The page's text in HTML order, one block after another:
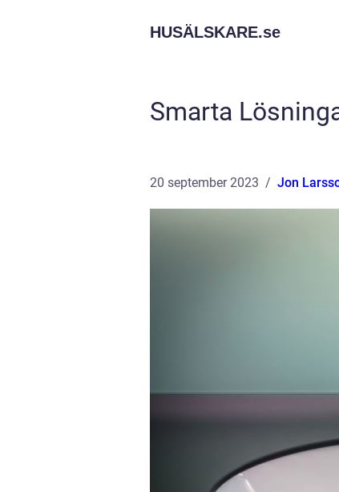
HUSÄLSKARE.se
Smarta
20 september 2023 Jon